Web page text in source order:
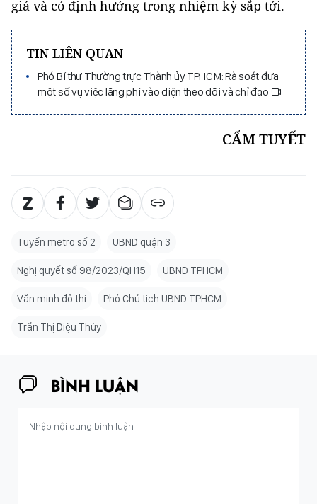
giá và có định hướng trong nhiệm kỳ sắp tới.
TIN LIÊN QUAN
Phó Bí thư Thường trực Thành ủy TPHCM: Rà soát đưa
một số vụ việc lãng phí vào diện theo dõi và chỉ đạo
CẨM TUYẾT
Tuyến metro số 2 UBND quận 3
Nghị quyết số 98/2023/QH15 UBND TPHCM
Văn minh đô thị Phó Chủ tịch UBND TPHCM
Trần Thị Diệu Thúy
BÌNH LUẬN